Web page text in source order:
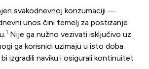
svakodnevnoj konzumaciji —
unos čini temelj za postizanje
1 Nije ga nužno vezivati isključivo uz
ga korisnici uzimaju u isto doba
izgradili naviku i osigurali kontinuitet